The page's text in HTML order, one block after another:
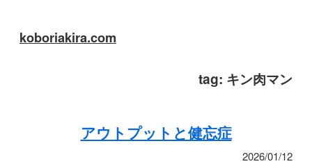
koboriakira.com
tag: キン肉マン
アウトプットと健忘症
2026/01/12